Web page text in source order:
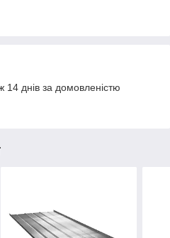
днів за домовленістю